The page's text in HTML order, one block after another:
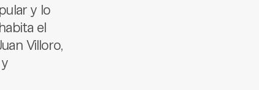
y lo
el
Villoro,